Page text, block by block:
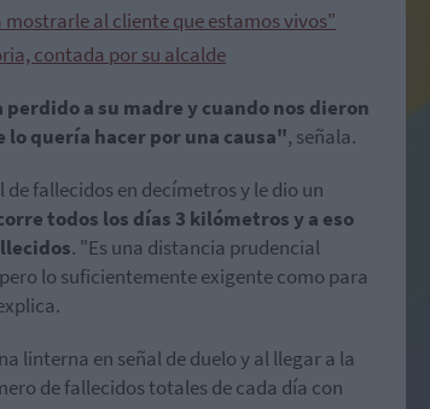
al cliente que estamos vivos"
contada por su alcalde
a su madre y cuando nos dieron
quería hacer por una causa", señala.
fallecidos en decímetros y le dio un
todos los días 3 kilómetros y a eso
. "Es una distancia prudencial
lo suficientemente exigente como para
linterna en señal de duelo y al llegar a la
de fallecidos totales de cada día con